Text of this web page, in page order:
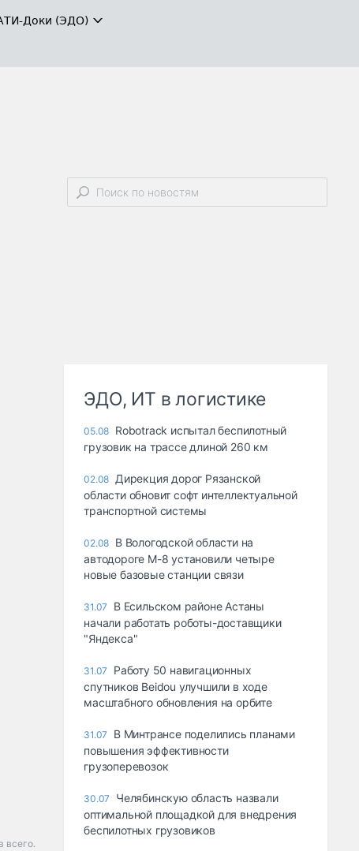
Доки (ЭДО)
всего.
ЭДО, ИТ в логистике
05.08 Robotrack испытал беспилотный
грузовик на трассе длиной 260 км
02.08 Дирекция дорог Рязанской
области обновит софт интеллектуальной
транспортной системы
02.08 В Вологодской области на
автодороге М-8 установили четыре
новые базовые станции связи
31.07
В Есильском районе Астаны
начали работать роботы-доставщики
"Яндекса"
31.07
Работу 50 навигационных
спутников Beidou улучшили в ходе
масштабного обновления на орбите
31.07
В Минтрансе поделились планами
повышения эффективности
грузоперевозок
30.07
Челябинскую область назвали
оптимальной площадкой для внедрения
беспилотных грузовиков